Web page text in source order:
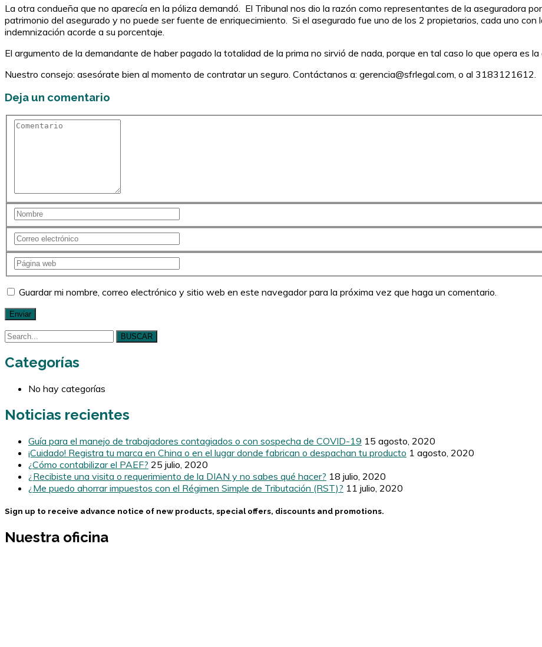
La otra condueña que no aparecía en la póliza demandó. El Tribunal nos dio la razón como representantes de la aseguradora
patrimonio del asegurado y no puede ser fuente de enriquecimiento. Si el asegurado fue uno de los 2 propietarios, cada uno
indemnización acorde a su porcentaje.
El argumento de la demandante de haber pagado la totalidad de la prima no sirvió de nada, porque en tal caso lo que opera es
Nuestro consejo: asesórate bien al momento de contratar un seguro. Contáctanos a: gerencia@sfrlegal.com, o al 3183121612.
Deja un comentario
Guardar mi nombre, correo electrónico y sitio web en este navegador para la próxima vez que haga un comentario.
BUSCAR
Categorías
No hay categorías
Noticias recientes
Guía para el manejo de trabajadores contagiados o con sospecha de COVID-19 15 agosto, 2020
¡Cuidado! Registra tu marca en China o en el lugar donde fabrican o despachan tu producto 1 agosto, 2020
¿Cómo contabilizar el PAEF? 25 julio, 2020
¿Recibiste una visita o requerimiento de la DIAN y no sabes qué hacer? 18 julio, 2020
¿Me puedo ahorrar impuestos con el Régimen Simple de Tributación (RST)? 11 julio, 2020
Sign up to receive advance notice of new products, special offers, discounts and promotions.
Nuestra oficina